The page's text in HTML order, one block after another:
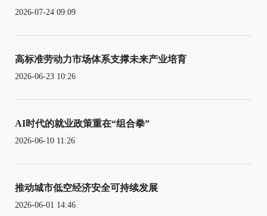
2026-07-24 09:09
高标准劳动力市场体系支撑未来产业培育
2026-06-23 10:26
AI时代的就业政策重在“组合拳”
2026-06-10 11:26
推动城市低空经济安全可持续发展
2026-06-01 14:46